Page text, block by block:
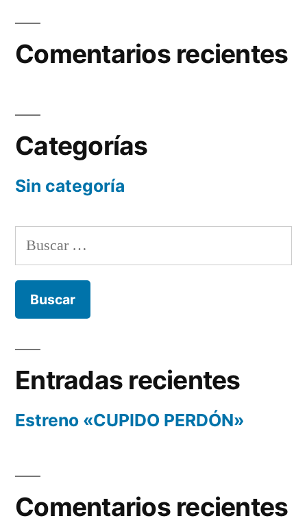
Comentarios recientes
Categorías
Sin categoría
Buscar:
Entradas recientes
Estreno «CUPIDO PERDÓN»
Comentarios recientes